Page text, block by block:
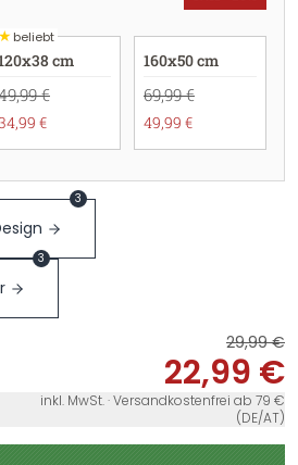
★beliebt
cm
€
€
160x50 cm
69,99 €
49,99 €
3
3
29,99 €
22,99 €
inkl. MwSt. · Versandkostenfrei ab 79 €
(DE/AT)